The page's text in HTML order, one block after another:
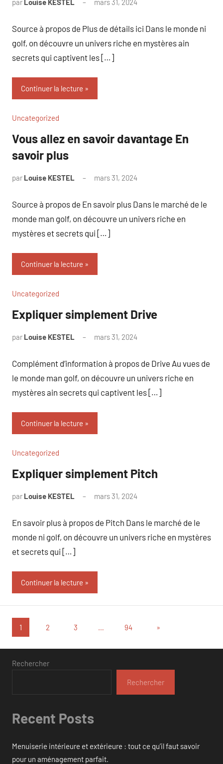
par Louise KESTEL mars 31, 2024
Source à propos de Plus de détails ici Dans le monde ni
golf, on découvre un univers riche en mystères ain
secrets qui captivent les […]
Continuer la lecture
Uncategorized
Vous allez en savoir davantage En
savoir plus
par Louise KESTEL mars 31, 2024
Source à propos de En savoir plus Dans le marché de le
monde man golf, on découvre un univers riche en
mystères et secrets qui […]
Continuer la lecture
Uncategorized
Expliquer simplement Drive
par Louise KESTEL mars 31, 2024
Complément d’information à propos de Drive Au vues de
le monde man golf, on découvre un univers riche en
mystères ain secrets qui captivent les […]
Continuer la lecture
Uncategorized
Expliquer simplement Pitch
par Louise KESTEL mars 31, 2024
En savoir plus à propos de Pitch Dans le marché de le
monde ni golf, on découvre un univers riche en mystères
et secrets qui […]
Continuer la lecture
Pagination
des
publications
1 2 3 … 94
Articles
»
Rechercher
Rechercher
Recent Posts
Menuiserie intérieure et extérieure : tout ce qu’il faut savoir
pour un aménagement parfait.